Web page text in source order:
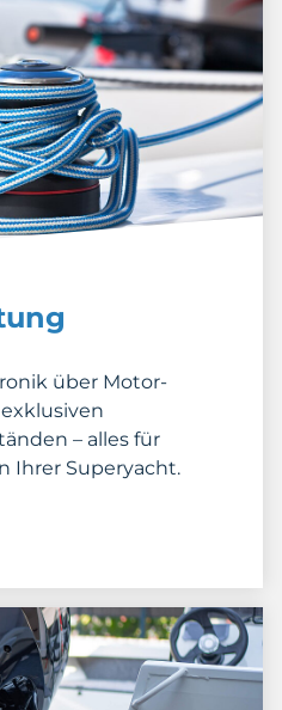
über Motor-
– alles für
Ihrer Superyacht.